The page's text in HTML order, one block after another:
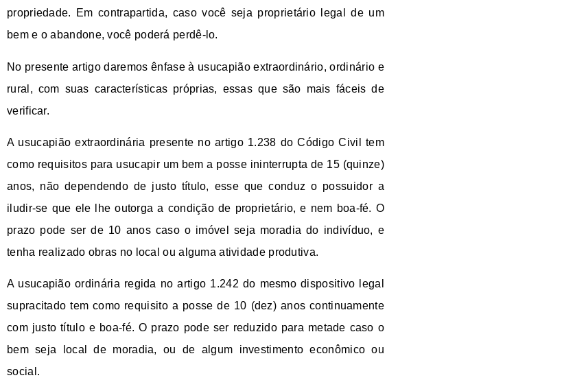
propriedade. Em contrapartida, caso você seja proprietário legal de um
bem e o abandone, você poderá perdê-lo.
No presente artigo daremos ênfase à usucapião extraordinário, ordinário e
rural, com suas características próprias, essas que são mais fáceis de
verificar.
A usucapião extraordinária presente no artigo 1.238 do Código Civil tem
como requisitos para usucapir um bem a posse ininterrupta de 15 (quinze)
anos, não dependendo de justo título, esse que conduz o possuidor a
iludir-se que ele lhe outorga a condição de proprietário, e nem boa-fé. O
prazo pode ser de 10 anos caso o imóvel seja moradia do indivíduo, e
tenha realizado obras no local ou alguma atividade produtiva.
A usucapião ordinária regida no artigo 1.242 do mesmo dispositivo legal
supracitado tem como requisito a posse de 10 (dez) anos continuamente
com justo título e boa-fé. O prazo pode ser reduzido para metade caso o
bem seja local de moradia, ou de algum investimento econômico ou
social.